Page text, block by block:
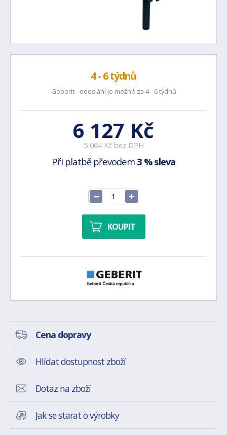
4 - 6 týdnů
Geberit - odeslání je možné za 4 - 6 týdnů
6 127 Kč
5 064 Kč bez DPH
Při platbě převodem 3 % sleva
KOUPIT
Cena dopravy
Hlídat dostupnost zboží
Dotaz na zboží
Jak se starat o výrobky